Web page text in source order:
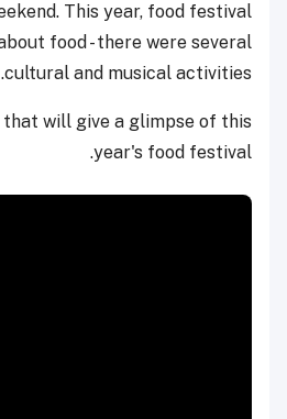
This year, food festival
food - there were several
cultural and musical activities.
will give a glimpse of this
year's food festival.